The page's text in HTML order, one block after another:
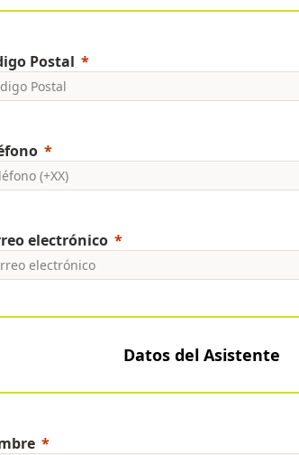
Postal
electrónico
Datos del Asistente